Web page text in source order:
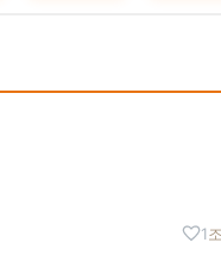
1
너스 활동의 일환으로, 이에 따른 일